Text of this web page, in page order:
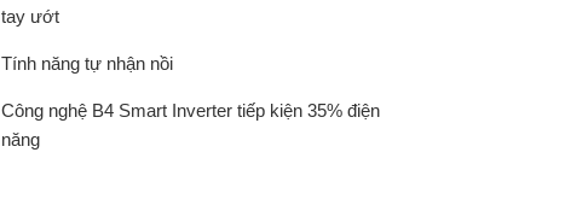
tay ướt
Tính năng tự nhận nồi
Công nghệ B4 Smart Inverter tiếp kiện 35% điện
năng